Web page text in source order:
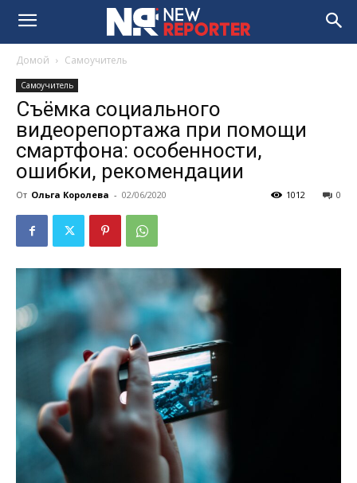
Домой Самоучитель
Самоучитель
Съёмка социального
видеорепортажа при помощи
смартфона: особенности,
ошибки, рекомендации
От Ольга Королева - 02/06/2020 0
1012